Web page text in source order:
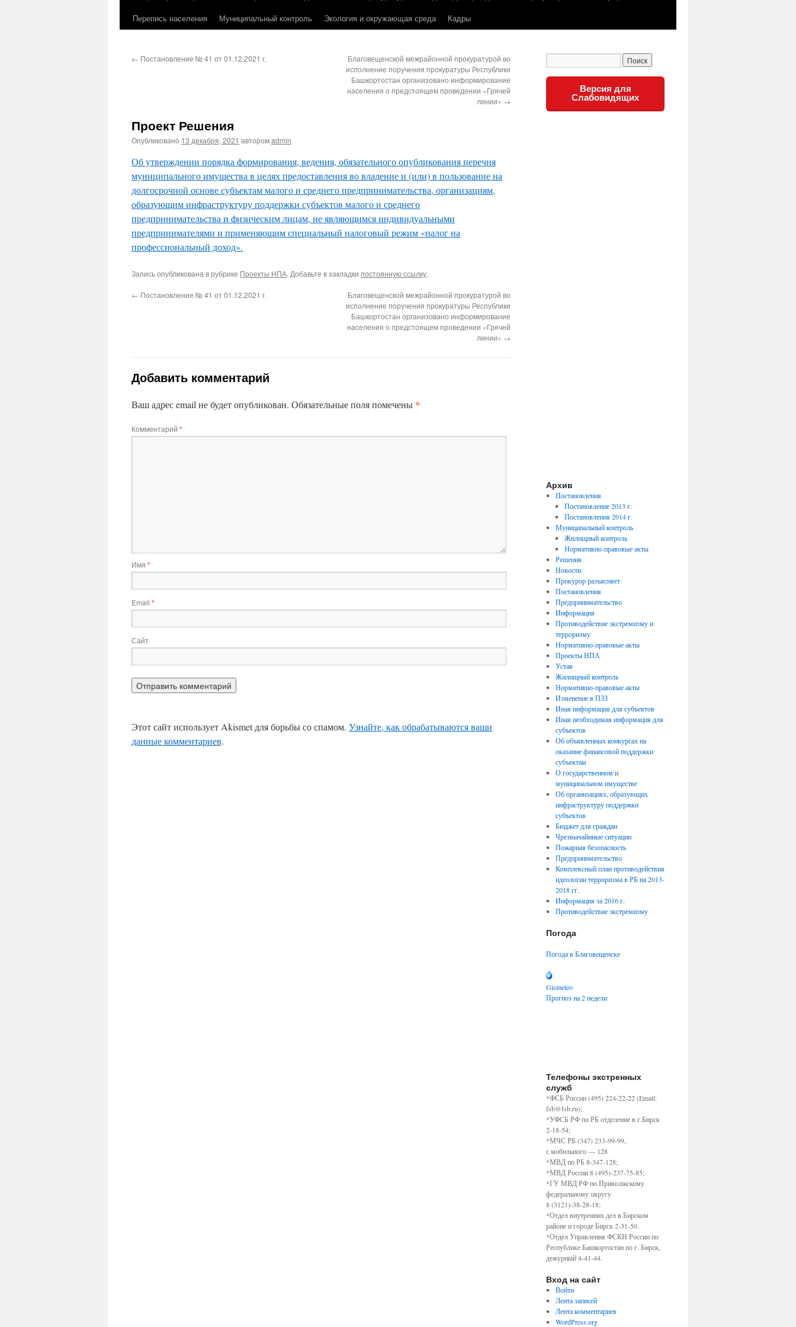
Перепись населения
Муниципальный контроль Экология и окружающая среда Кадры
← Постановление № 41 от 01.12.2021 г.
Благовещенской межрайонной прокуратурой во
исполнение поручения прокуратуры Республики
Башкортостан организовано информирование
населения о предстоящем проведении «Грячей
линии» →
Проект Решения
Опубликовано 13 декабря, 2021 авторомadmin
Об утверждении порядка формирования, ведения, обязательного опубликования перечня
муниципального имущества в целях предоставления во владение и (или) в пользование на
долгосрочной основе субъектам малого и среднего предпринимательства, организациям,
образующим инфраструктуру поддержки субъектов малого и среднего
предпринимательства и физическим лицам, не являющимся индивидуальными
предпринимателями и применяющим специальный налоговый режим «налог на
профессиональный доход».
Запись опубликована в рубрике Проекты НПА. Добавьте в закладки постоянную ссылку.
← Постановление № 41 от 01.12.2021 г.
Благовещенской межрайонной прокуратурой во
исполнение поручения прокуратуры Республики
Башкортостан организовано информирование
населения о предстоящем проведении «Грячей
линии» →
Добавить комментарий
Ваш адрес email не будет опубликован. Обязательные поля помечены *
Комментарий *
Имя *
Email *
Сайт
Этот сайт использует Akismet для борьбы со спамом. Узнайте, как обрабатываются ваши
данные комментариев.
Версия для
Слабовидящих
Архив
Постановления
Постановление 2013 г.
Постановления 2014 г.
Муниципальный контроль
Жилищный контроль
Нормативно-правовые акты
Решения
Новости
Прокурор разъясняет
Постановления
Предпринимательство
Информация
Противодействие экстремизму и
терроризму
Нормативно-правовые акты
Проекты НПА
Устав
Жилищный контроль
Нормативно-правовые акты
Изменение в ПЗЗ
Иная информация для субъектов
Иная необходимая информация для
субъектов
Об объявленных конкурсах на
оказание финансовой поддержки
субъектам
О государственном и
муниципальном имуществе
Об организациях, образующих
инфраструктуру поддержки
субъектов
Бюджет для граждан
Чрезвычайнные ситуации
Пожарная безопасность
Предпринимательство
Комплексный план противодействия
идеологии терроризма в РБ на 2013-
2018 гг.
Информация за 2016 г.
Противодействие экстремизму
Погода
Погода в Благовещенске
Gismeteo
Прогноз на 2 недели
Телефоны экстренных
служб
*ФСБ России (495) 224-22-22 (Email:
fsb@fsb.ru);
*УФСБ РФ по РБ отделение в г.Бирск
2-18-54;
*МЧС РБ (347) 233-99-99,
с мобильного — 128
*МВД по РБ 8-347-128;
*МВД России 8 (495)-237-75-85;
*ГУ МВД РФ по Приволжскому
федеральному округу
8 (3121)-38-28-18;
*Отдел внутренних дел в Бирском
районе и городе Бирск 2-31-50.
*Отдел Управления ФСКН России по
Республике Башкортостан по г. Бирск,
дежурный 4-41-44.
Вход на сайт
Войти
Лента записей
Лента комментариев
WordPress.org